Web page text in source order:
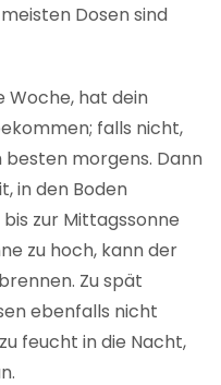
Dosen sind
Woche, hat dein
falls nicht,
morgens. Dann
in den Boden
zur Mittagssonne
zu hoch, kann der
Zu spät
ebenfalls nicht
feucht in die Nacht,